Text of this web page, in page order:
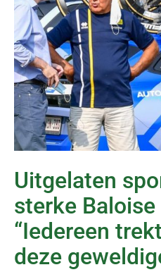
Uitgelaten
sterke
“Iedereen
deze